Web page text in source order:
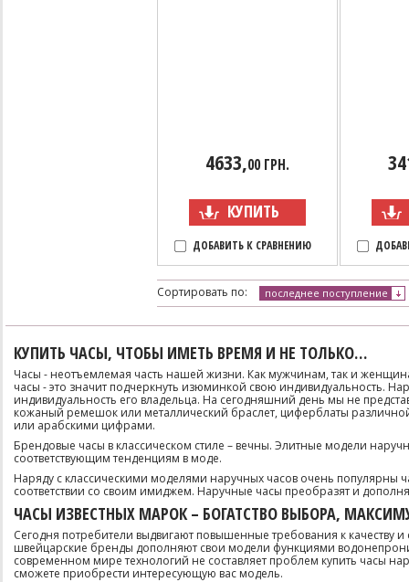
4633,00 ГРН.
КУПИТЬ
ДОБАВИТЬ К СРАВНЕНИЮ
Сортировать по: последнее поступление
КУПИТЬ ЧАСЫ, ЧТОБЫ ИМЕТЬ ВРЕМЯ И НЕ ТОЛЬКО…
Часы - неотъемлемая часть нашей жизни. Как мужчинам, так и
часы - это значит подчеркнуть изюминкой свою индивидуальность.
индивидуальность его владельца. На сегодняшний день мы не
кожаный ремешок или металлический браслет, циферблаты
или арабскими цифрами.
Брендовые часы в классическом стиле – вечны. Элитные модели
соответствующим тенденциям в моде.
Наряду с классическими моделями наручных часов очень популярны
соответствии со своим имиджем. Наручные часы преобразят и
ЧАСЫ ИЗВЕСТНЫХ МАРОК – БОГАТСТВО ВЫБОРА,
Сегодня потребители выдвигают повышенные требования к
швейцарские бренды дополняют свои модели функциями
современном мире технологий не составляет проблем купить часы
сможете приобрести интересующую вас модель.